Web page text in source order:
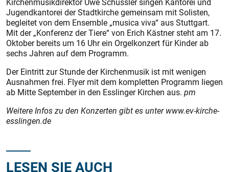
Jugendkantorei der Stadtkirche gemeinsam mit Solisten,
begleitet von dem Ensemble „musica viva“ aus Stuttgart.
Mit der „Konferenz der Tiere“ von Erich Kästner steht am 17.
Oktober bereits um 16 Uhr ein Orgelkonzert für Kinder ab
sechs Jahren auf dem Programm.
Der Eintritt zur Stunde der Kirchenmusik ist mit wenigen
Ausnahmen frei. Flyer mit dem kompletten Programm liegen
ab Mitte September in den Esslinger Kirchen aus. pm
Weitere Infos zu den Konzerten gibt es unter www.ev-kirche-
esslingen.de
LESEN SIE AUCH